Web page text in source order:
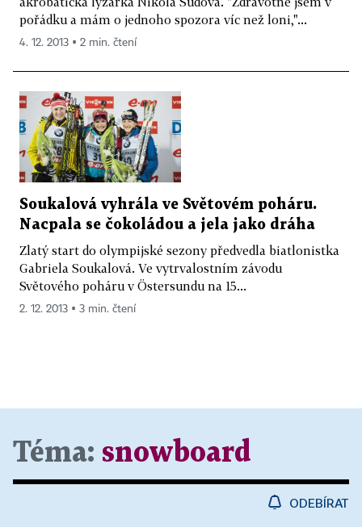
pořádku a mám o jednoho spozora víc než loni,"...
4. 12. 2013 ▪ 2 min. čtení
Soukalová vyhrála ve Světovém poháru.
Nacpala se čokoládou a jela jako dráha
Zlatý start do olympijské sezony předvedla biatlonistka
Gabriela Soukalová. Ve vytrvalostním závodu
Světového poháru v Östersundu na 15...
2. 12. 2013 ▪ 3 min. čtení
Téma: snowboard
ODEBÍRAT